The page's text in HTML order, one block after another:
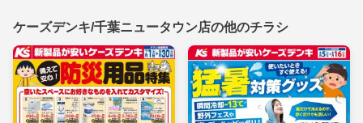
ケーズデンキ/千葉ニュータウン店の他のチラシ